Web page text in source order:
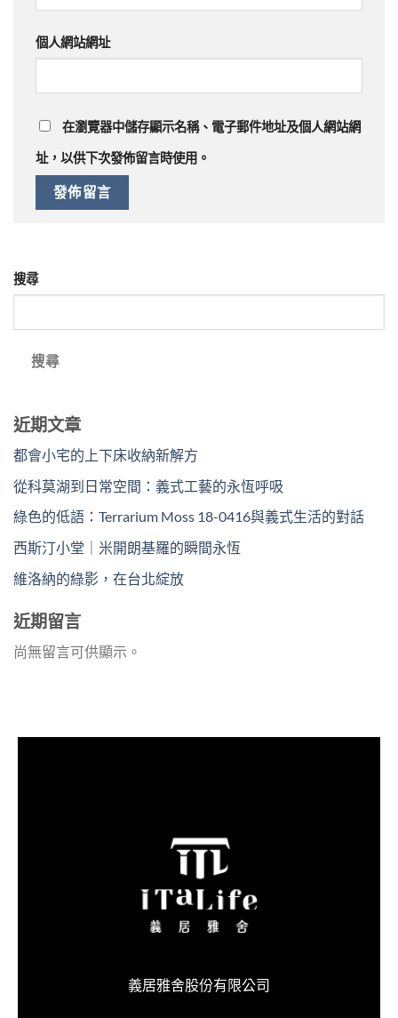
個人網站網址
在瀏覽器中儲存顯示名稱、電子郵件地址及個人網站網
址，以供下次發佈留言時使用。
搜尋
搜尋
近期文章
都會小宅的上下床收納新解方
從科莫湖到日常空間：義式工藝的永恆呼吸
綠色的低語：Terrarium Moss 18-0416與義式生活的對話
西斯汀小堂｜米開朗基羅的瞬間永恆
維洛納的綠影，在台北綻放
近期留言
尚無留言可供顯示。
義居雅舍股份有限公司